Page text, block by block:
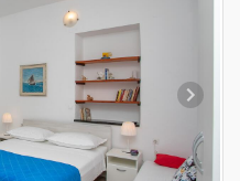
Next